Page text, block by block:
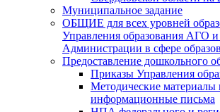
Муниципальное задание
ОБЩИЕ для всех уровней
Управления образования АГО
Администрации в сфере
Предоставление дошкольного
Приказы Управления
Методические материалы
информационные письма